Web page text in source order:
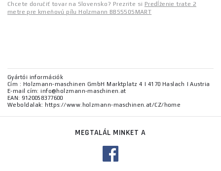
Chcete doručiť tovar na Slovensko? Prezrite si Predĺženie trate 2
metre pre kmeňovú pílu Holzmann BBS550SMART
Gyártói információk
Cím : Holzmann-maschinen GmbH Marktplatz 4 | 4170 Haslach | Austria
E-mail cím: info@holzmann-maschinen.at
EAN: 9120058377600
Weboldalak: https://www.holzmann-maschinen.at/CZ/home
MEGTALÁL MINKET A